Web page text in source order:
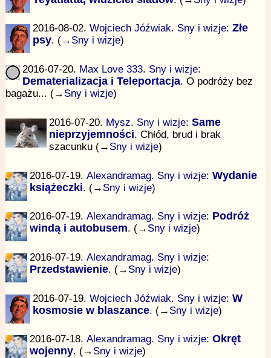
2016-08-02. Wojciech Jóźwiak. Sny i wizje: Złe
psy. (→ Sny i wizje)
2016-07-20. Max Love 333. Sny i wizje:
Dematerializacja i Teleportacja. O podróży bez
bagażu... (→ Sny i wizje)
2016-07-20. Mysz. Sny i wizje: Same
nieprzyjemności. Chłód, brud i brak
szacunku (→ Sny i wizje)
2016-07-19. Alexandramag. Sny i wizje: Wydanie
książeczki. (→ Sny i wizje)
2016-07-19. Alexandramag. Sny i wizje: Podróż
windą i autobusem. (→ Sny i wizje)
2016-07-19. Alexandramag. Sny i wizje:
Przedstawienie. (→ Sny i wizje)
2016-07-19. Wojciech Jóźwiak. Sny i wizje: W
kosmosie w blaszance. (→ Sny i wizje)
2016-07-18. Alexandramag. Sny i wizje: Okręt
wojenny. (→ Sny i wizje)